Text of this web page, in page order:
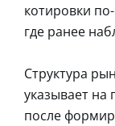
котировки
где ранее
Структура
указывает на
после